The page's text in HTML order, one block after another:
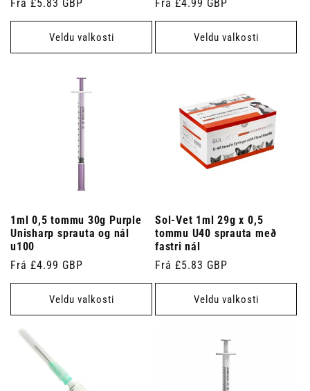
Venjulegt
verð
Frá £5.83 GBP
Veldu valkosti
Venjulegt
verð
Frá £4.99 GBP
Veldu valkosti
1ml 0,5 tommu 30g Purple
Unisharp sprauta og nál
u100
Venjulegt
verð
Frá £4.99 GBP
Veldu valkosti
Sol-Vet 1ml 29g x 0,5
tommu U40 sprauta með
fastri nál
Venjulegt
verð
Frá £5.83 GBP
Veldu valkosti